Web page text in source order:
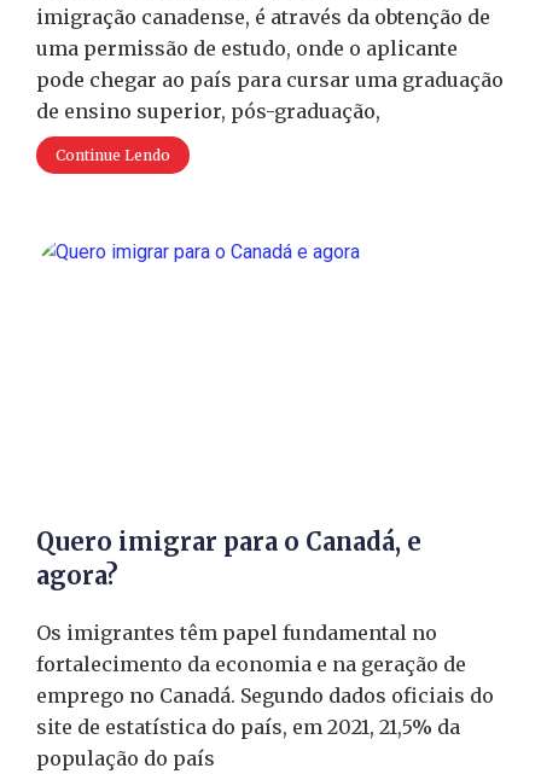
imigração canadense, é através da obtenção de
uma permissão de estudo, onde o aplicante
pode chegar ao país para cursar uma graduação
de ensino superior, pós-graduação,
Continue Lendo
Quero imigrar para o Canadá, e
agora?
Os imigrantes têm papel fundamental no
fortalecimento da economia e na geração de
emprego no Canadá. Segundo dados oficiais do
site de estatística do país, em 2021, 21,5% da
população do país